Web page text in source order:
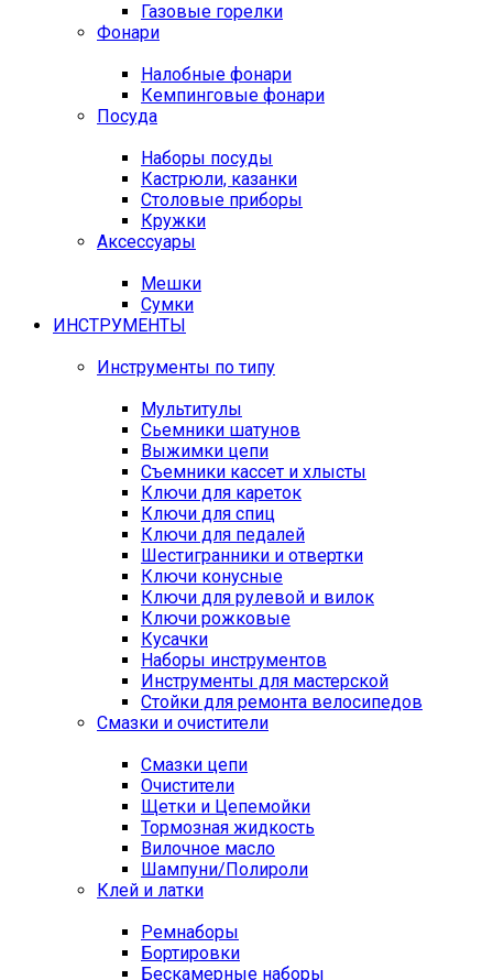
Газовые горелки
Фонари
Налобные фонари
Кемпинговые фонари
Посуда
Наборы посуды
Кастрюли, казанки
Столовые приборы
Кружки
Аксессуары
Мешки
Сумки
ИНСТРУМЕНТЫ
Инструменты по типу
Мультитулы
Сьемники шатунов
Выжимки цепи
Съемники кассет и хлысты
Ключи для кареток
Ключи для спиц
Ключи для педалей
Шестигранники и отвертки
Ключи конусные
Ключи для рулевой и вилок
Ключи рожковые
Кусачки
Наборы инструментов
Инструменты для мастерской
Стойки для ремонта велосипедов
Смазки и очистители
Смазки цепи
Очистители
Щетки и Цепемойки
Тормозная жидкость
Вилочное масло
Шампуни/Полироли
Клей и латки
Ремнаборы
Бортировки
Бескамерные наборы